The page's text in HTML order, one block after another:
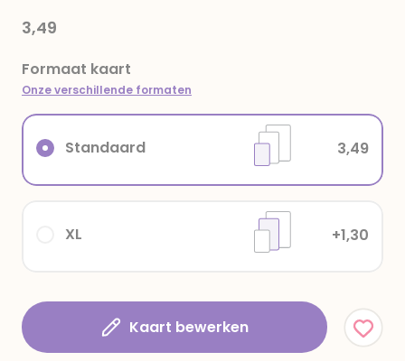
3,49
Formaat kaart
Onze verschillende formaten
XL +1,30
Standaard 3,49
Kaart bewerken